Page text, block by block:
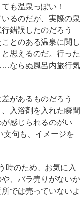
も温泉っぽい！
るのだが、実際の泉
錯誤したのだろう
とのある温泉に関し
思えるのだ。行った
ならぬ風呂内旅行気
があるものだろう
入浴剤を入れた瞬間
感じられるのがい
文句も、イメージを
時のため、お気に入
、バラ売りがないか
では売っていないよ